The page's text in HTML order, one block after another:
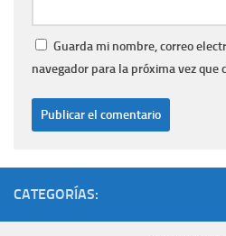
Guarda mi nombre, correo
navegador para la próxima vez que
CATEGORÍAS: